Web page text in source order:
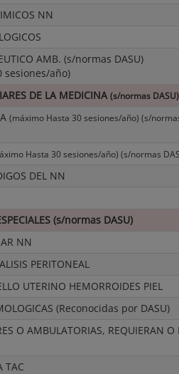
NN
AMB. (s/normas DASU)
sesiones/año)
DE LA MEDICINA(s/normas DASU)
(máximo Hasta 30 sesiones/año) (s/
Hasta 30 sesiones/año) (s/normas
DEL NN
(s/normas DASU)
NN
PERITONEAL
UTERINO HEMORROIDES PIEL
(Reconocidas por DASU)
O AMBULATORIAS, REQUIERAN O
TAC